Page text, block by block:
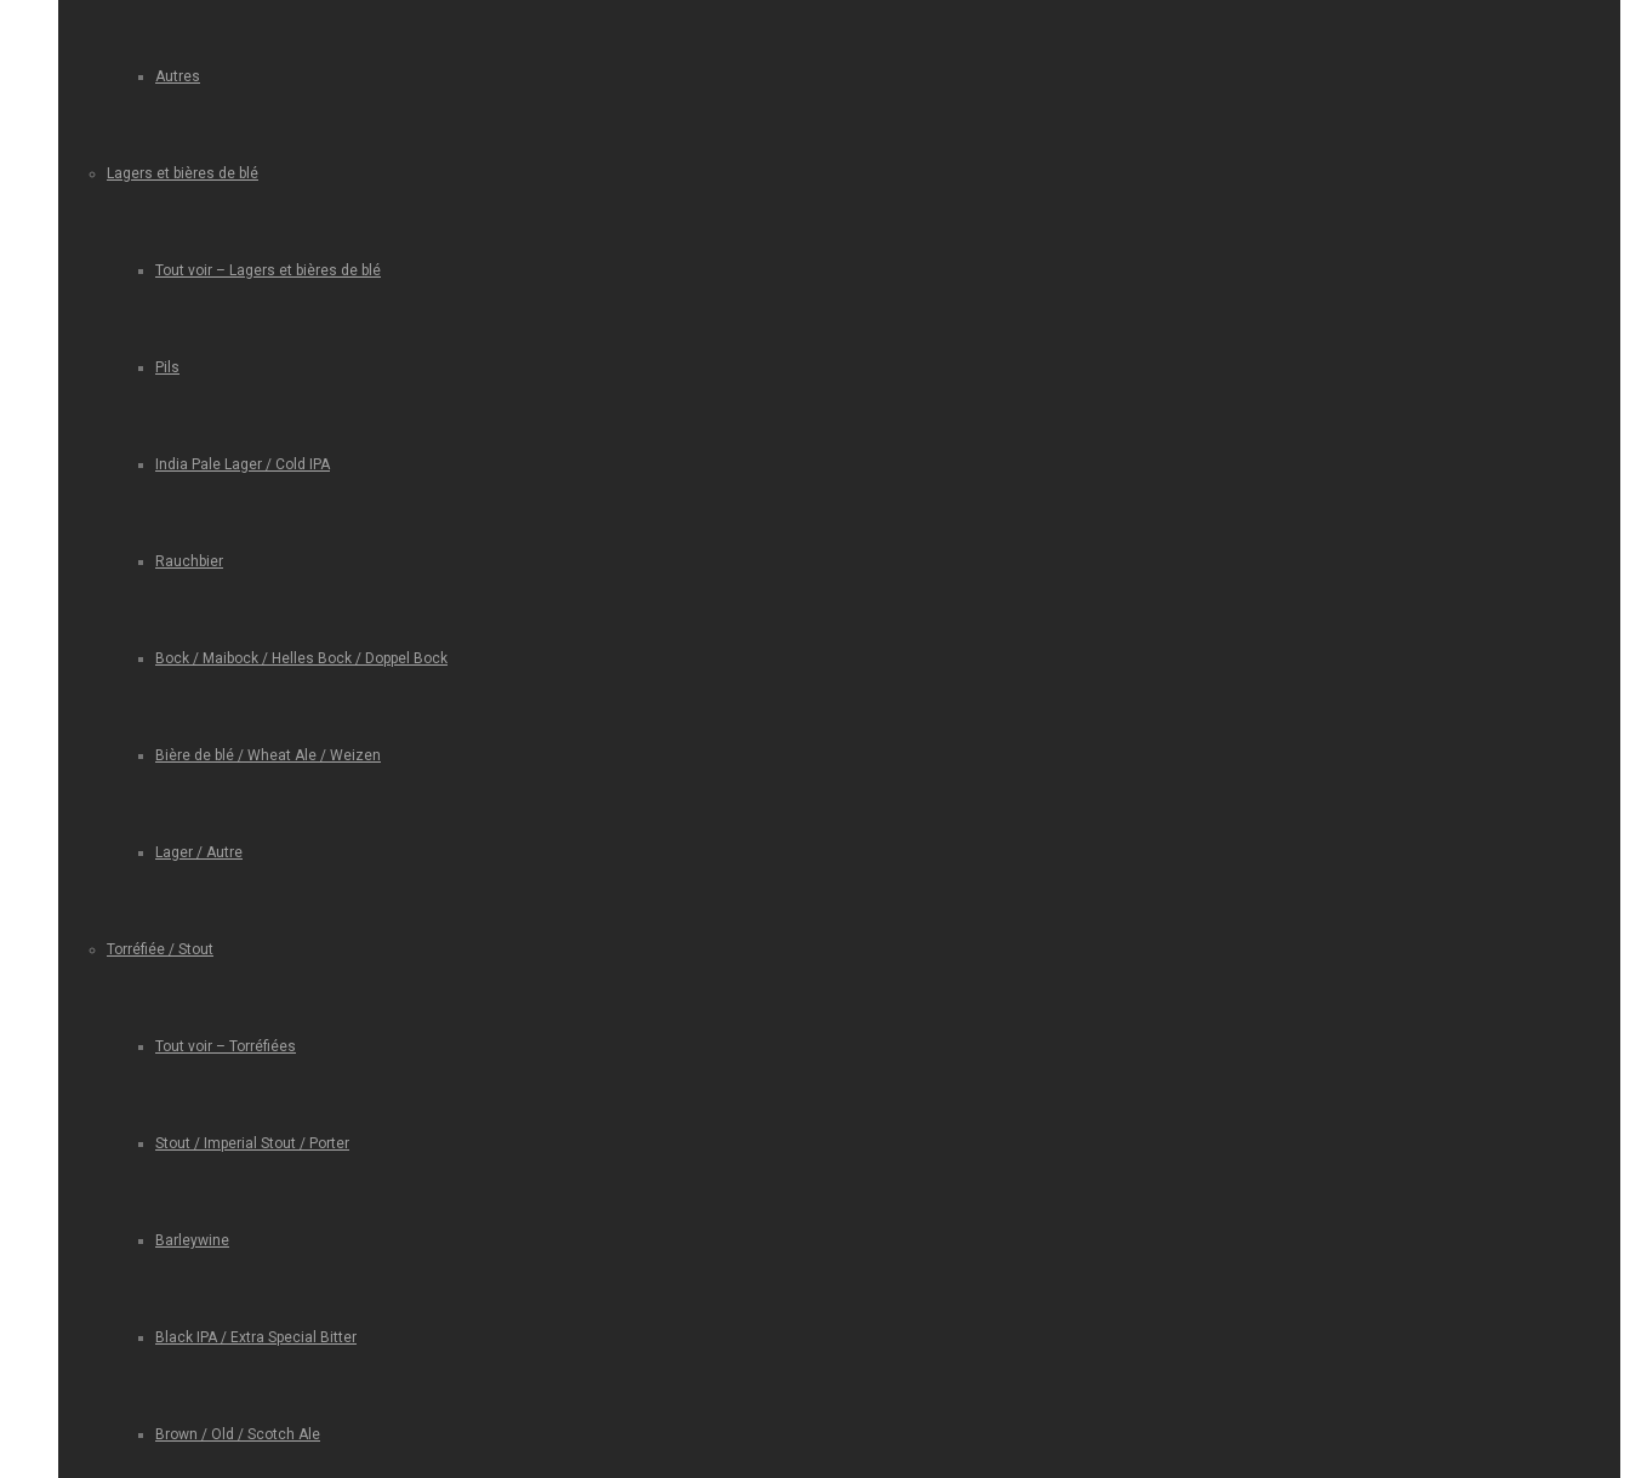
Autres
Lagers et bières de blé
Tout voir – Lagers et bières de blé
Pils
India Pale Lager / Cold IPA
Rauchbier
Bock / Maibock / Helles Bock / Doppel Bock
Bière de blé / Wheat Ale / Weizen
Lager / Autre
Torréfiée / Stout
Tout voir – Torréfiées
Stout / Imperial Stout / Porter
Barleywine
Black IPA / Extra Special Bitter
Brown / Old / Scotch Ale